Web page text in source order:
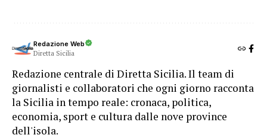
Redazione Web
Diretta Sicilia
Redazione centrale di Diretta Sicilia. Il team di
giornalisti e collaboratori che ogni giorno racconta
la Sicilia in tempo reale: cronaca, politica,
economia, sport e cultura dalle nove province
dell'isola.